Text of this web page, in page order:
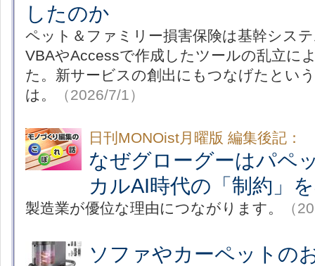
したのか
ペット＆ファミリー損害保険は基幹シス
VBAやAccessで作成したツールの乱立に
た。新サービスの創出にもつなげたとい
は。
（2026/7/1）
日刊MONOist月曜版 編集後記：
なぜグローグーはパペ
カルAI時代の「制約」
製造業が優位な理由につながります。 （
ソファやカーペットの